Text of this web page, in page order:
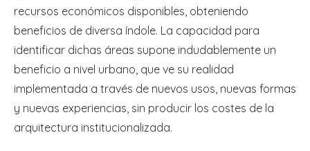
recursos económicos disponibles, obteniendo
beneficios de diversa índole. La capacidad para
identificar dichas áreas supone indudablemente un
beneficio a nivel urbano, que ve su realidad
implementada a través de nuevos usos, nuevas formas
y nuevas experiencias, sin producir los costes de la
arquitectura institucionalizada.